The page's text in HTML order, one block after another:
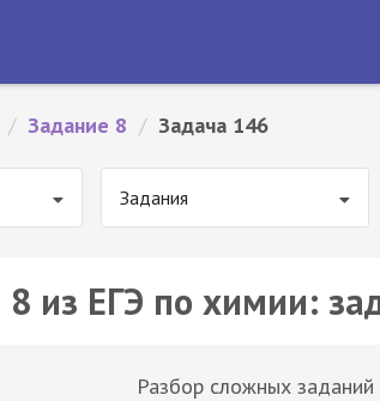
/ Задание 8 / Задача 146
Задания
из ЕГЭ по химии:
Разбор сложных заданий